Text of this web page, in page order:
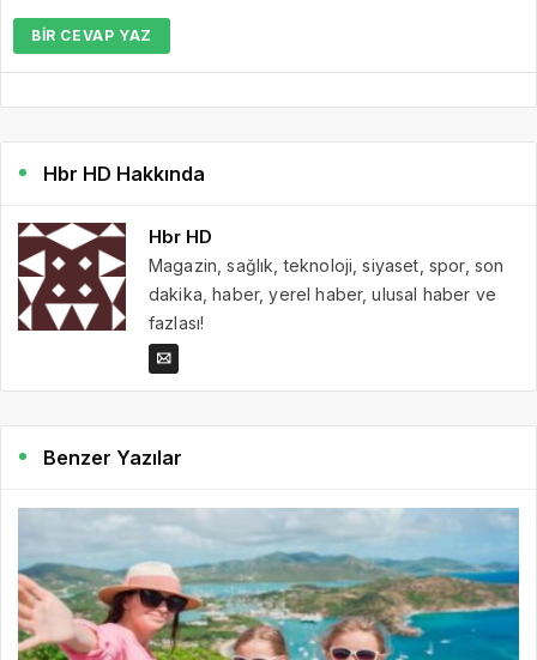
BIR CEVAP YAZ
Hbr HD Hakkında
Hbr HD
Magazin, sağlık, teknoloji, siyaset, spor, son
dakika, haber, yerel haber, ulusal haber ve
fazlası!
Benzer Yazılar